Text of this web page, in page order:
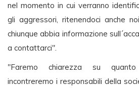
nel momento in cui verranno
gli aggressori, ritenendoci anche
chiunque abbia informazione
a contattarci".
"Faremo chiarezza su
incontreremo i responsabili della